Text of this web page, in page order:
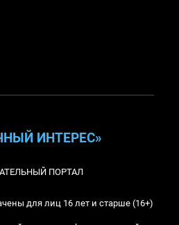
ИНТЕРЕС»
ПОРТАЛ
для лиц 16 лет и старше (16+)